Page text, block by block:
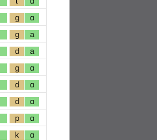
g ɑ
g a
d a
g ɑ
d ɑ
d ɑ
p ɑ
k ɑ